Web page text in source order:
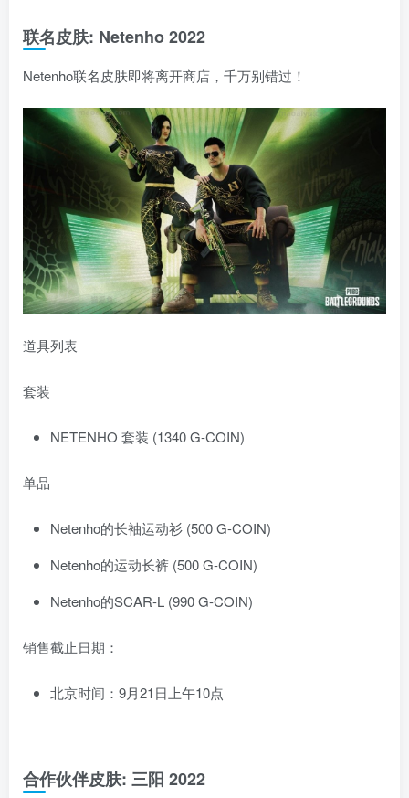
联名皮肤: Netenho 2022
Netenho联名皮肤即将离开商店，千万别错过！
道具列表
套装
NETENHO 套装 (1340 G-COIN)
单品
Netenho的长袖运动衫 (500 G-COIN)
Netenho的运动长裤 (500 G-COIN)
Netenho的SCAR-L (990 G-COIN)
销售截止日期：
北京时间：9月21日上午10点
合作伙伴皮肤: 三阳 2022